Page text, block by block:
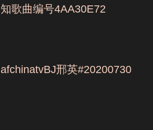
知歌曲编号4AA30E72
afchinatvBJ邢英#20200730